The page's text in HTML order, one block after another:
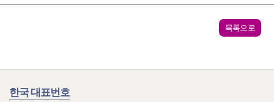
목록으로
한국 대표번호